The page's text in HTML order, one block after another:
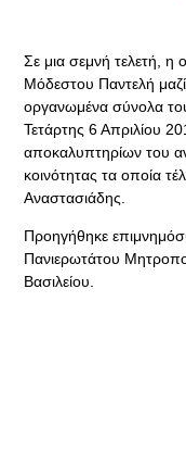
Σε μια σεμνή τελετή, η
Μόδεστου Παντελή
οργανωμένα σύνολα
Τετάρτης 6 Απριλίου
αποκαλυπτηρίων του
κοινότητας τα οποία
Αναστασιάδης.
Προηγήθηκε
Πανιερωτάτου
Βασιλείου.